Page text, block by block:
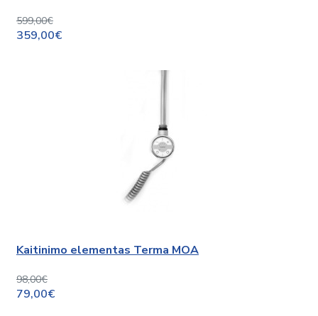
599,00€
359,00€
Kaitinimo elementas Terma MOA
98,00€
79,00€